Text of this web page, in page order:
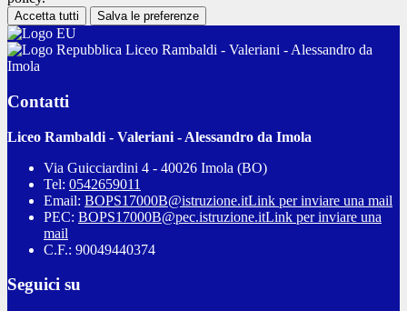
Accetta tutti Salva le preferenze
Liceo Rambaldi - Valeriani - Alessandro da
Imola
Contatti
Liceo Rambaldi - Valeriani - Alessandro da Imola
Via Guicciardini 4 - 40026 Imola (BO)
Tel: 0542659011
Email: BOPS17000B@istruzione.itLink per inviare una mail
PEC: BOPS17000B@pec.istruzione.itLink per inviare una
mail
C.F.: 90049440374
Seguici su